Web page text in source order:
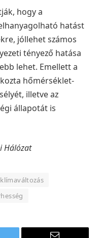
hogy a
hatást
jóllehet számos
tényező hatása
lehet. Emellett a
hőmérséklet-
illetve az
állapotát is
Hálózat
klímaváltozás